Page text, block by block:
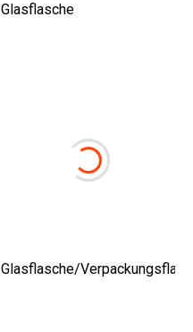
Glasflasche
Glasflasche/